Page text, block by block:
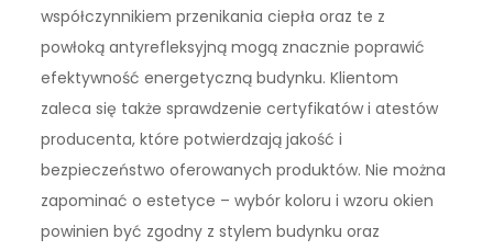
współczynnikiem przenikania ciepła oraz te z
powłoką antyrefleksyjną mogą znacznie poprawić
efektywność energetyczną budynku. Klientom
zaleca się także sprawdzenie certyfikatów i atestów
producenta, które potwierdzają jakość i
bezpieczeństwo oferowanych produktów. Nie można
zapominać o estetyce – wybór koloru i wzoru okien
powinien być zgodny z stylem budynku oraz